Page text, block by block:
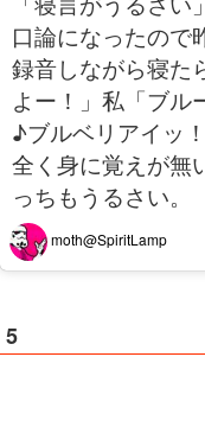
口論になったので
録音しながら寝た
よー！」私「ブル
♪ブルベリアイッ
全く身に覚えが無
っちもうるさい。
moth@SpiritLamp
5